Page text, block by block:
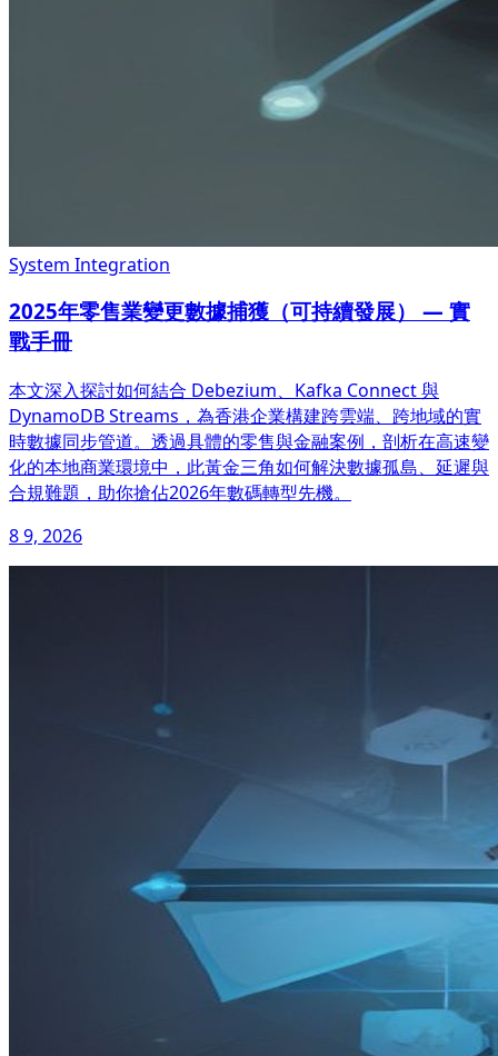
System Integration
2025年零售業變更數據捕獲（可持續發展） — 實
戰手冊
本文深入探討如何結合 Debezium、Kafka Connect 與
DynamoDB Streams，為香港企業構建跨雲端、跨地域的實
時數據同步管道。透過具體的零售與金融案例，剖析在高速變
化的本地商業環境中，此黃金三角如何解決數據孤島、延遲與
合規難題，助你搶佔2026年數碼轉型先機。
8 9, 2026